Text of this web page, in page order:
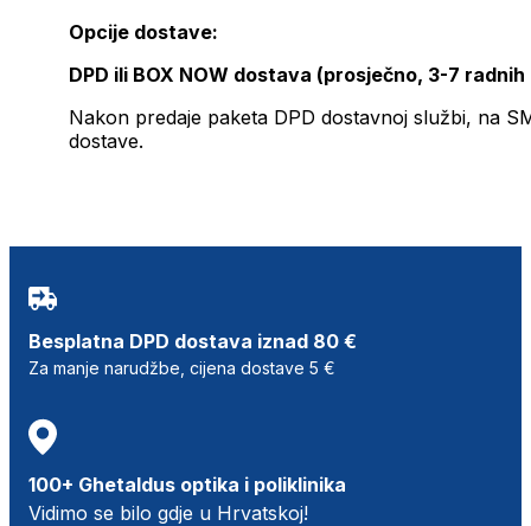
Opcije dostave:
DPD ili BOX NOW dostava (prosječno, 3-7 radnih
Nakon predaje paketa DPD dostavnoj službi, na
dostave.
Besplatna DPD dostava iznad 80 €
Za manje narudžbe, cijena dostave 5 €
100+ Ghetaldus optika i poliklinika
Vidimo se bilo gdje u Hrvatskoj!